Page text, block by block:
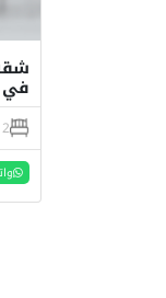
في دي
2 نوم